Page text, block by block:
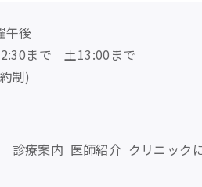
午後
まで 土13:00まで
制)
診療案内 医師紹介 クリニック